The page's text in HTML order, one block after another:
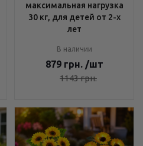
максимальная нагрузка
30 кг, для детей от 2-х
лет
В наличии
879 грн. /шт
1143грн.